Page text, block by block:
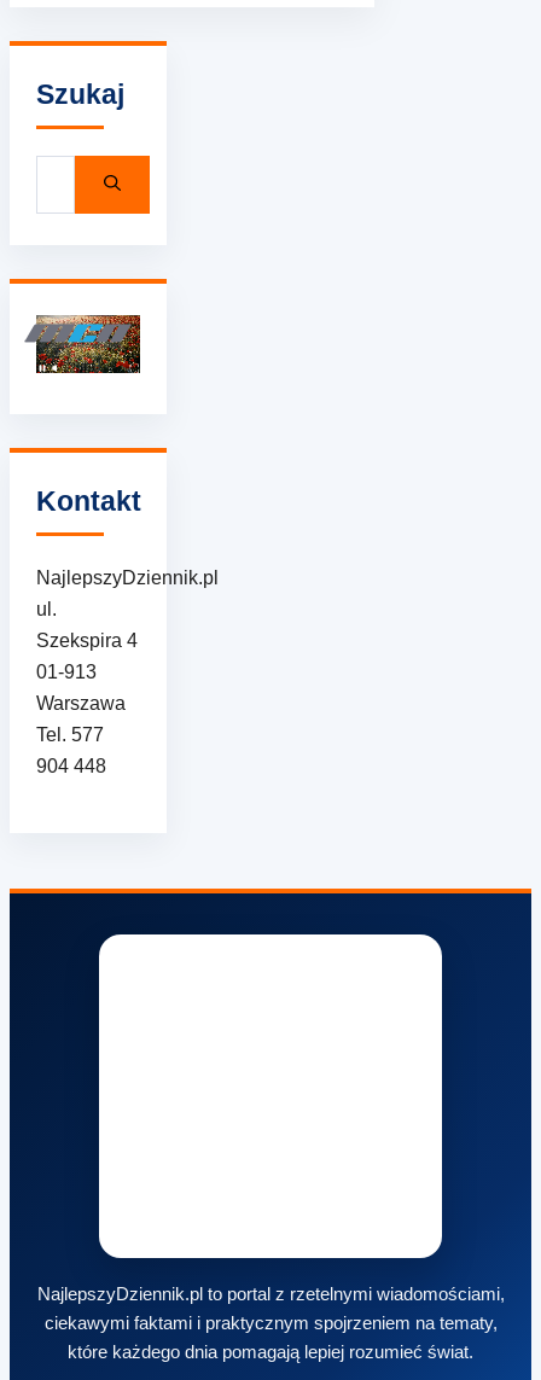
Szukaj
Kontakt
NajlepszyDziennik.pl
ul.
Szekspira 4
01-913
Warszawa
Tel. 577
904 448
NajlepszyDziennik.pl to portal z rzetelnymi wiadomościami,
ciekawymi faktami i praktycznym spojrzeniem na tematy,
które każdego dnia pomagają lepiej rozumieć świat.